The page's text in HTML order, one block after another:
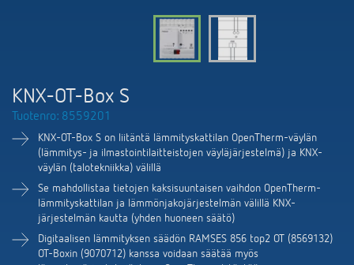
Tehokkaita apulaisia energiakriisissä
Design
Historia
Myynti maailmanlaajuisesti
LUXORliving
KNX-OT-Box S
Tuotenro: 8559201
KNX-OT-Box S on liitäntä lämmityskattilan OpenTherm-väylän
(lämmitys- ja ilmastointilaitteistojen väyläjärjestelmä) ja KNX-
väylän (talotekniikka) välillä
Se mahdollistaa tietojen kaksisuuntaisen vaihdon OpenTherm-
lämmityskattilan ja lämmönjakojärjestelmän välillä KNX-
järjestelmän kautta (yhden huoneen säätö)
Digitaalisen lämmityksen säädön RAMSES 856 top2 OT (8569132)
OT-Boxin (9070712) kanssa voidaan säätää myös